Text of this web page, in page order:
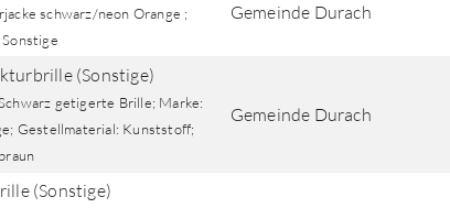
nach Orten gesucht.
schwarz/neon Orange ;
Gemeinde Durach
(Sonstige)
getigerte Brille; Marke:
Gestellmaterial: Kunststoff;
Gemeinde Durach
(Sonstige)